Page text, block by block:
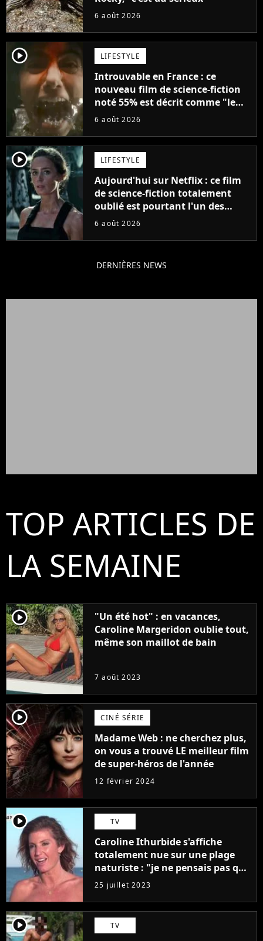
6 août 2026
player2 LIFESTYLE
Introuvable en France : ce
nouveau film de science-fiction
noté 55% est décrit comme "le
plus stupide de l'année"
6 août 2026
player2 LIFESTYLE
Aujourd'hui sur Netflix : ce film
de science-fiction totalement
oublié est pourtant l'un des
meilleurs des années 2010
6 août 2026
DERNIÈRES NEWS
TOP ARTICLES DE
LA SEMAINE
player2
"Un été hot" : en vacances,
Caroline Margeridon oublie tout,
même son maillot de bain
7 août 2023
player2 CINÉ SÉRIE
Madame Web : ne cherchez plus,
on vous a trouvé LE meilleur film
de super-héros de l'année
12 février 2024
player2 TV
Caroline Ithurbide s'affiche
totalement nue sur une plage
naturiste : "je ne pensais pas que
j'arriverais à le faire..."
25 juillet 2023
player2 TV